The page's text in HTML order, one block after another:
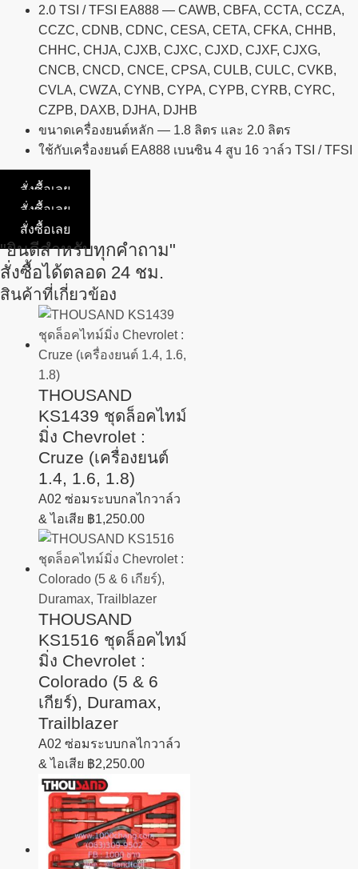
2.0 TSI / TFSI EA888 — CAWB, CBFA, CCTA, CCZA,
CCZC, CDNB, CDNC, CESA, CETA, CFKA, CHHB,
CHHC, CHJA, CJXB, CJXC, CJXD, CJXF, CJXG,
CNCB, CNCD, CNCE, CPSA, CULB, CULC, CVKB,
CVLA, CWZA, CYNB, CYPA, CYPB, CYRB, CYRC,
CZPB, DAXB, DJHA, DJHB
ขนาดเครื่องยนต์หลัก — 1.8 ลิตร และ 2.0 ลิตร
ใช้กับเครื่องยนต์ EA888 เบนซิน 4 สูบ 16 วาล์ว TSI / TFSI
สั่งซื้อเลย
สั่งซื้อเลย
สั่งซื้อเลย
"ยินดีสำหรับทุกคำถาม"
สั่งซื้อได้ตลอด 24 ชม.
สินค้าที่เกี่ยวข้อง
THOUSAND
KS1439 ชุดล็อคไทม์
มิ่ง Chevrolet :
Cruze (เครื่องยนต์
1.4, 1.6, 1.8)
A02 ซ่อมระบบกลไกวาล์ว
& ไอเสีย ฿1,250.00
THOUSAND
KS1516 ชุดล็อคไทม์
มิ่ง Chevrolet :
Colorado (5 & 6
เกียร์), Duramax,
Trailblazer
A02 ซ่อมระบบกลไกวาล์ว
& ไอเสีย ฿2,250.00